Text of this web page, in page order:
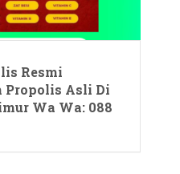
Resmi
Propolis Asli Di
Wa Wa: 088